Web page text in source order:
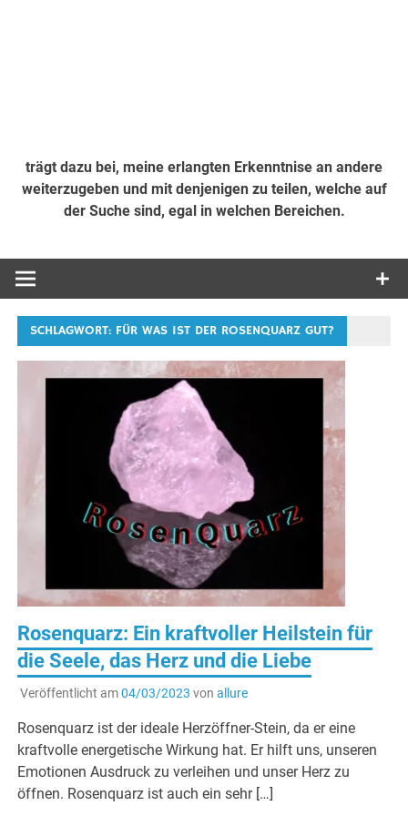
trägt dazu bei, meine erlangten Erkenntnise an andere
weiterzugeben und mit denjenigen zu teilen, welche auf
der Suche sind, egal in welchen Bereichen.
SCHLAGWORT: FÜR WAS IST DER ROSENQUARZ GUT?
Rosenquarz: Ein kraftvoller Heilstein für
die Seele, das Herz und die Liebe
Veröffentlicht am04/03/2023 von allure
Rosenquarz ist der ideale Herzöffner-Stein, da er eine
kraftvolle energetische Wirkung hat. Er hilft uns, unseren
Emotionen Ausdruck zu verleihen und unser Herz zu
öffnen. Rosenquarz ist auch ein sehr […]